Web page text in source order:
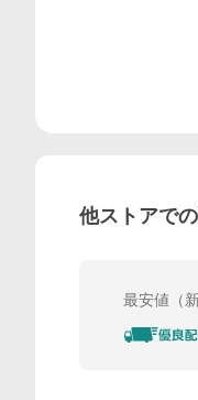
他ストアで
最安値 （